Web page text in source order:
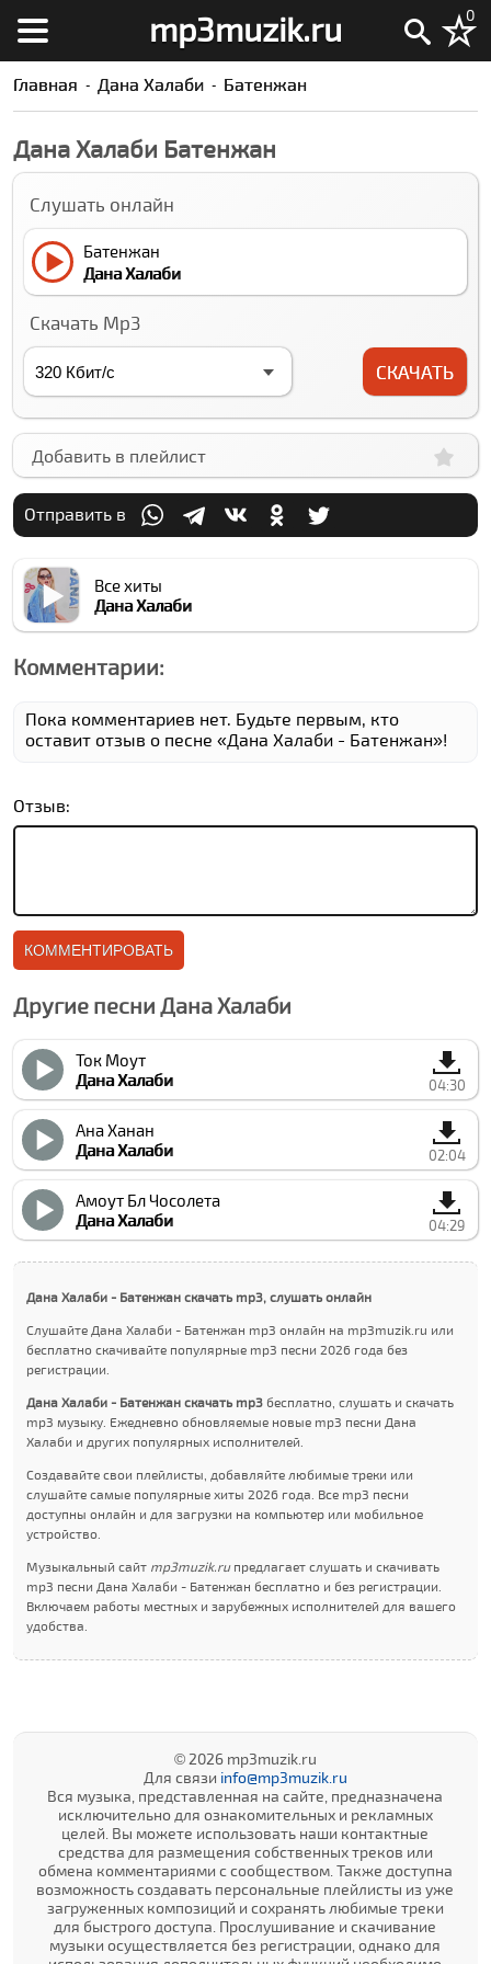
mp3muzik.ru 0
Главная Дана Халаби Батенжан
Дана Халаби Батенжан
Слушать онлайн
Батенжан
Дана Халаби
Скачать Mp3
СКАЧАТЬ
Добавить в плейлист
Отправить в
Все хиты
Дана Халаби
Комментарии:
Пока комментариев нет. Будьте первым, кто
оставит отзыв о песне «Дана Халаби - Батенжан»!
Отзыв:
Другие песни Дана Халаби
Ток Моут
Дана Халаби
04:30
Ана Ханан
Дана Халаби
02:04
Амоут Бл Чоcолета
Дана Халаби
04:29
Дана Халаби - Батенжан скачать mp3, слушать онлайн
Слушайте Дана Халаби - Батенжан mp3 онлайн на mp3muzik.ru или
бесплатно скачивайте популярные mp3 песни 2026 года без
регистрации.
Дана Халаби - Батенжан скачать mp3 бесплатно, слушать и скачать
mp3 музыку. Ежедневно обновляемые новые mp3 песни Дана
Халаби и других популярных исполнителей.
Создавайте свои плейлисты, добавляйте любимые треки или
слушайте самые популярные хиты 2026 года. Все mp3 песни
доступны онлайн и для загрузки на компьютер или мобильное
устройство.
Музыкальный сайт mp3muzik.ruпредлагает слушать и скачивать
mp3 песни Дана Халаби - Батенжан бесплатно и без регистрации.
Включаем работы местных и зарубежных исполнителей для вашего
удобства.
© 2026 mp3muzik.ru
Для связи info@mp3muzik.ru
Вся музыка, представленная на сайте, предназначена
исключительно для ознакомительных и рекламных
целей. Вы можете использовать наши контактные
средства для размещения собственных треков или
обмена комментариями с сообществом. Также доступна
возможность создавать персональные плейлисты из уже
загруженных композиций и сохранять любимые треки
для быстрого доступа. Прослушивание и скачивание
музыки осуществляется без регистрации, однако для